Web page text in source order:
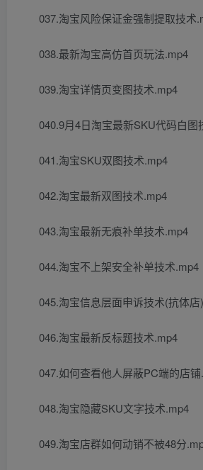
037.淘宝风险保证金强制提取技术
038.最新淘宝高仿首页玩法.mp4
039.淘宝详情页变图技术.mp4
040.9月4日淘宝最新SKU代码白图
041.淘宝SKU双图技术.mp4
042.淘宝最新双图技术.mp4
043.淘宝最新无痕补单技术.mp4
044.淘宝不上架安全补单技术.mp4
045.淘宝信息层面申诉技术(抗体
046.淘宝最新反标题技术.mp4
047.如何查看他人屏蔽PC端的店
048.淘宝隐藏SKU文字技术.mp4
049.淘宝店群如何动销不被48分